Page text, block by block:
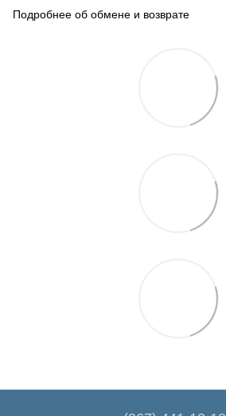
Подробнее об обмене и возврате